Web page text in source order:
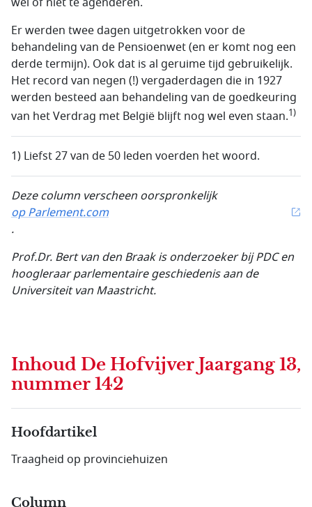
Er werden twee dagen uitgetrokken voor de
behandeling van de Pensioenwet (en er komt nog een
derde termijn). Ook dat is al geruime tijd gebruikelijk.
Het record van negen (!) vergaderdagen die in 1927
werden besteed aan behandeling van de goedkeuring
van het Verdrag met België blijft nog wel even staan.1)
1) Liefst 27 van de 50 leden voerden het woord.
Deze column verscheen oorspronkelijk
op Parlement.com
.
Prof.Dr. Bert van den Braak is onderzoeker bij PDC en
hoogleraar parlementaire geschiedenis aan de
Universiteit van Maastricht.
Inhoud De Hofvijver Jaargang 13,
nummer 142
Hoofdartikel
Traagheid op provinciehuizen
Column